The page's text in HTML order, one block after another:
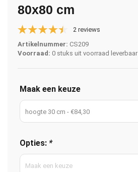
80x80 cm
2 reviews
Artikelnummer: CS209
Voorraad: 0 stuks uit voorraad leverbaar
Maak een keuze
hoogte 30 cm - €84,30
Opties: *
Maak een keuze